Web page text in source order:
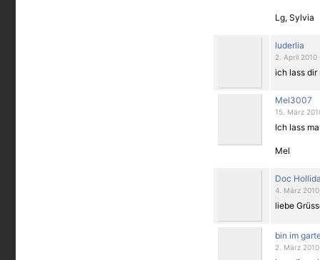
Lg, Sylvia
luderlia
2. April 2010
ich lass dir
Mel3007
15. März
Ich lass
Mel
Doc
4. März
liebe
bin im
2. März